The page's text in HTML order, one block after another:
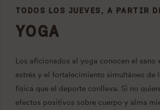
TODOS LOS JUEVES, A PARTIR
YOGA
Los aficionados al yoga conocen el sano
estrés y el fortalecimiento simultáneo de
física que el deporte conlleva. Si no
efectos positivos sobre cuerpo y alma